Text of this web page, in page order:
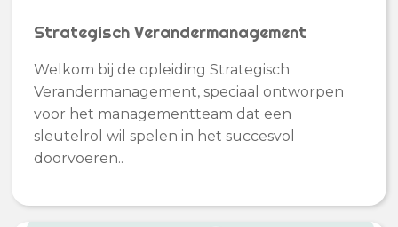
Strategisch Verandermanagement
Welkom bij de opleiding Strategisch
Verandermanagement, speciaal ontworpen
voor het managementteam dat een
sleutelrol wil spelen in het succesvol
doorvoeren..